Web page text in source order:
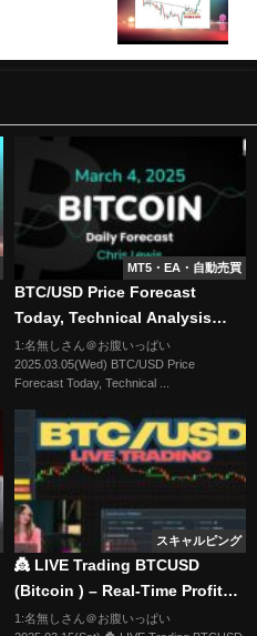
MT5・EA・自動売買
BTC/USD Price Forecast
Today, Technical Analysis
(March 04): Bitcoin Falls Early
on Tuesday
1:名無しさん＠お腹いっぱい
2025.03.05(Wed) BTC/USD Price
Forecast Today, Technical ...
スキャルピング
👸 LIVE Trading BTCUSD
(Bitcoin ) – Real-Time Profit
Strategy! | 15/03/2025
1:名無しさん＠お腹いっぱい